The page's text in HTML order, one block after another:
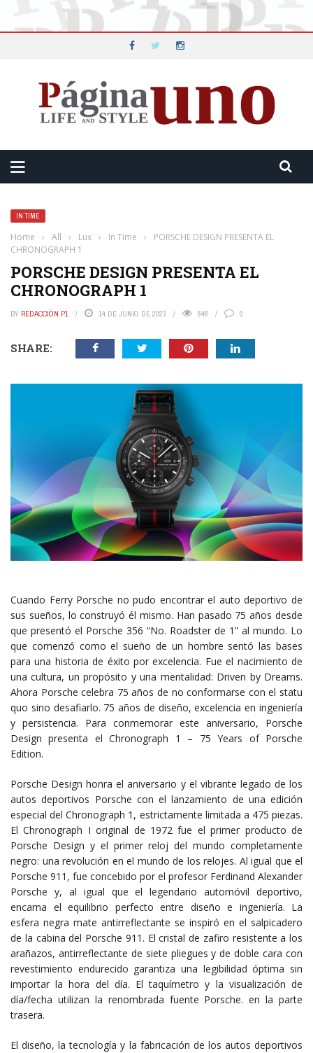
IN TIME
Home › All › Lux › In Time ›
PORSCHE DESIGN PRESENTA EL
CHRONOGRAPH 1
PORSCHE DESIGN PRESENTA EL
CHRONOGRAPH 1
BY REDACCIÓN P1 14 DE JUNIO DE 2023 848 0
SHARE:
Cuando Ferry Porsche no pudo encontrar el auto deportivo de
sus sueños, lo construyó él mismo. Han pasado 75 años desde
que presentó el Porsche 356 “No. Roadster de 1” al mundo. Lo
que comenzó como el sueño de un hombre sentó las bases
para una historia de éxito por excelencia. Fue el nacimiento de
una cultura, un propósito y una mentalidad: Driven by Dreams.
Ahora Porsche celebra 75 años de no conformarse con el statu
quo sino desafiarlo. 75 años de diseño, excelencia en ingeniería
y persistencia. Para conmemorar este aniversario, Porsche
Design presenta el Chronograph 1 – 75 Years of Porsche
Edition.
Porsche Design honra el aniversario y el vibrante legado de los
autos deportivos Porsche con el lanzamiento de una edición
especial del Chronograph 1, estrictamente limitada a 475 piezas.
El Chronograph I original de 1972 fue el primer producto de
Porsche Design y el primer reloj del mundo completamente
negro: una revolución en el mundo de los relojes. Al igual que el
Porsche 911, fue concebido por el profesor Ferdinand Alexander
Porsche y, al igual que el legendario automóvil deportivo,
encarna el equilibrio perfecto entre diseño e ingeniería. La
esfera negra mate antirreflectante se inspiró en el salpicadero
de la cabina del Porsche 911. El cristal de zafiro resistente a los
arañazos, antirreflectante de siete pliegues y de doble cara con
revestimiento endurecido garantiza una legibilidad óptima sin
importar la hora del día. El taquímetro y la visualización de
día/fecha utilizan la renombrada fuente Porsche. en la parte
trasera.
El diseño, la tecnología y la fabricación de los autos deportivos